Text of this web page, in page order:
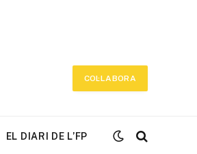
COL·LABORA
EL DIARI DE L’FP